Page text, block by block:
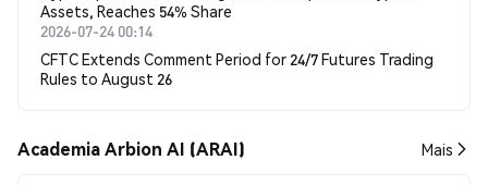
Assets, Reaches 54% Share
2026-07-24 00:14
CFTC Extends Comment Period for 24/7 Futures Trading
Rules to August 26
Academia Arbion AI (ARAI) Mais